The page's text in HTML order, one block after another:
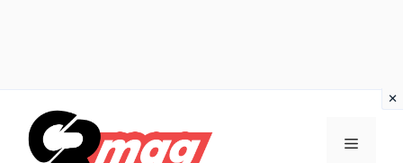
contenuto
Menu